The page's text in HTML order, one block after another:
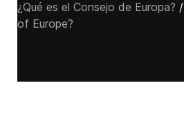
¿Qué es el Consejo de Europa? /
of Europe?